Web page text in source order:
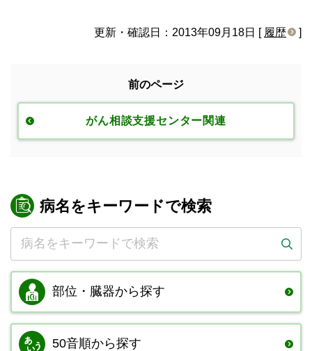
更新・確認日：2013年09月18日 [ 履歴 ]
前のページ
がん相談支援センター関連
病名をキーワードで検索
部位・臓器から探す
50音順から探す